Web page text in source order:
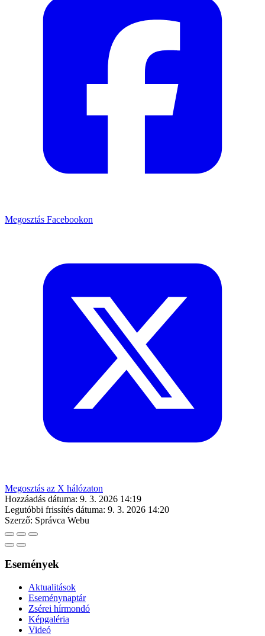
Megosztás Facebookon
Megosztás az X hálózaton
Hozzáadás dátuma: 9. 3. 2026 14:19
Legutóbbi frissítés dátuma: 9. 3. 2026 14:20
Szerző: Správca Webu
Események
Aktualitások
Eseménynaptár
Zsérei hírmondó
Képgaléria
Videó